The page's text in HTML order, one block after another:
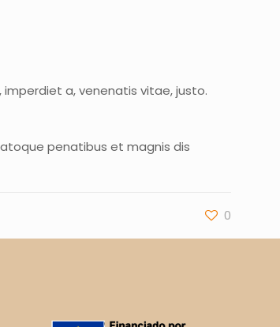
a, venenatis vitae, justo.
penatibus et magnis dis
0